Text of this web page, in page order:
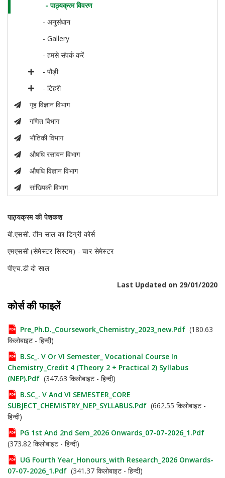
- पाठ्यक्रम विवरण
- अनुसंधान
- Gallery
- हमसे संपर्क करें
- पौड़ी
- टिहरी
गृह विज्ञान विभाग
गणित विभाग
भौतिकी विभाग
औषधि रसायन विभाग
औषधि विज्ञान विभाग
सांख्यिकी विभाग
पाठ्यक्रम की पेशकश
बी.एससी. तीन साल का डिग्री कोर्स
एमएससी (सेमेस्टर सिस्टम) - चार सेमेस्टर
पीएच.डी दो साल
Last Updated on 29/01/2020
कोर्स की फाइलें
Pre_Ph.D._Coursework_Chemistry_2023_new.pdf (180.63
किलोबाइट - हिन्दी)
B.Sc_. V Or VI Semester_ Vocational Course In
Chemistry_Credit 4 (Theory 2 + Practical 2) Syllabus
(NEP).pdf (347.63 किलोबाइट - हिन्दी)
B.SC_. V And VI SEMESTER_CORE
SUBJECT_CHEMISTRY_NEP_SYLLABUS.pdf (662.55 किलोबाइट -
हिन्दी)
PG 1st And 2nd Sem_2026 Onwards_07-07-2026_1.pdf
(373.82 किलोबाइट - हिन्दी)
UG Fourth Year_Honours_with Research_2026 Onwards-
07-07-2026_1.pdf (341.37 किलोबाइट - हिन्दी)